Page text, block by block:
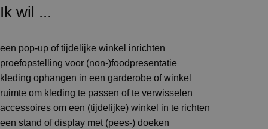
Ik wil ...
een pop-up of tijdelijke winkel inrichten
proefopstelling voor (non-)foodpresentatie
kleding ophangen in een garderobe of winkel
ruimte om kleding te passen of te verwisselen
accessoires om een (tijdelijke) winkel in te richten
een stand of display met (pees-) doeken